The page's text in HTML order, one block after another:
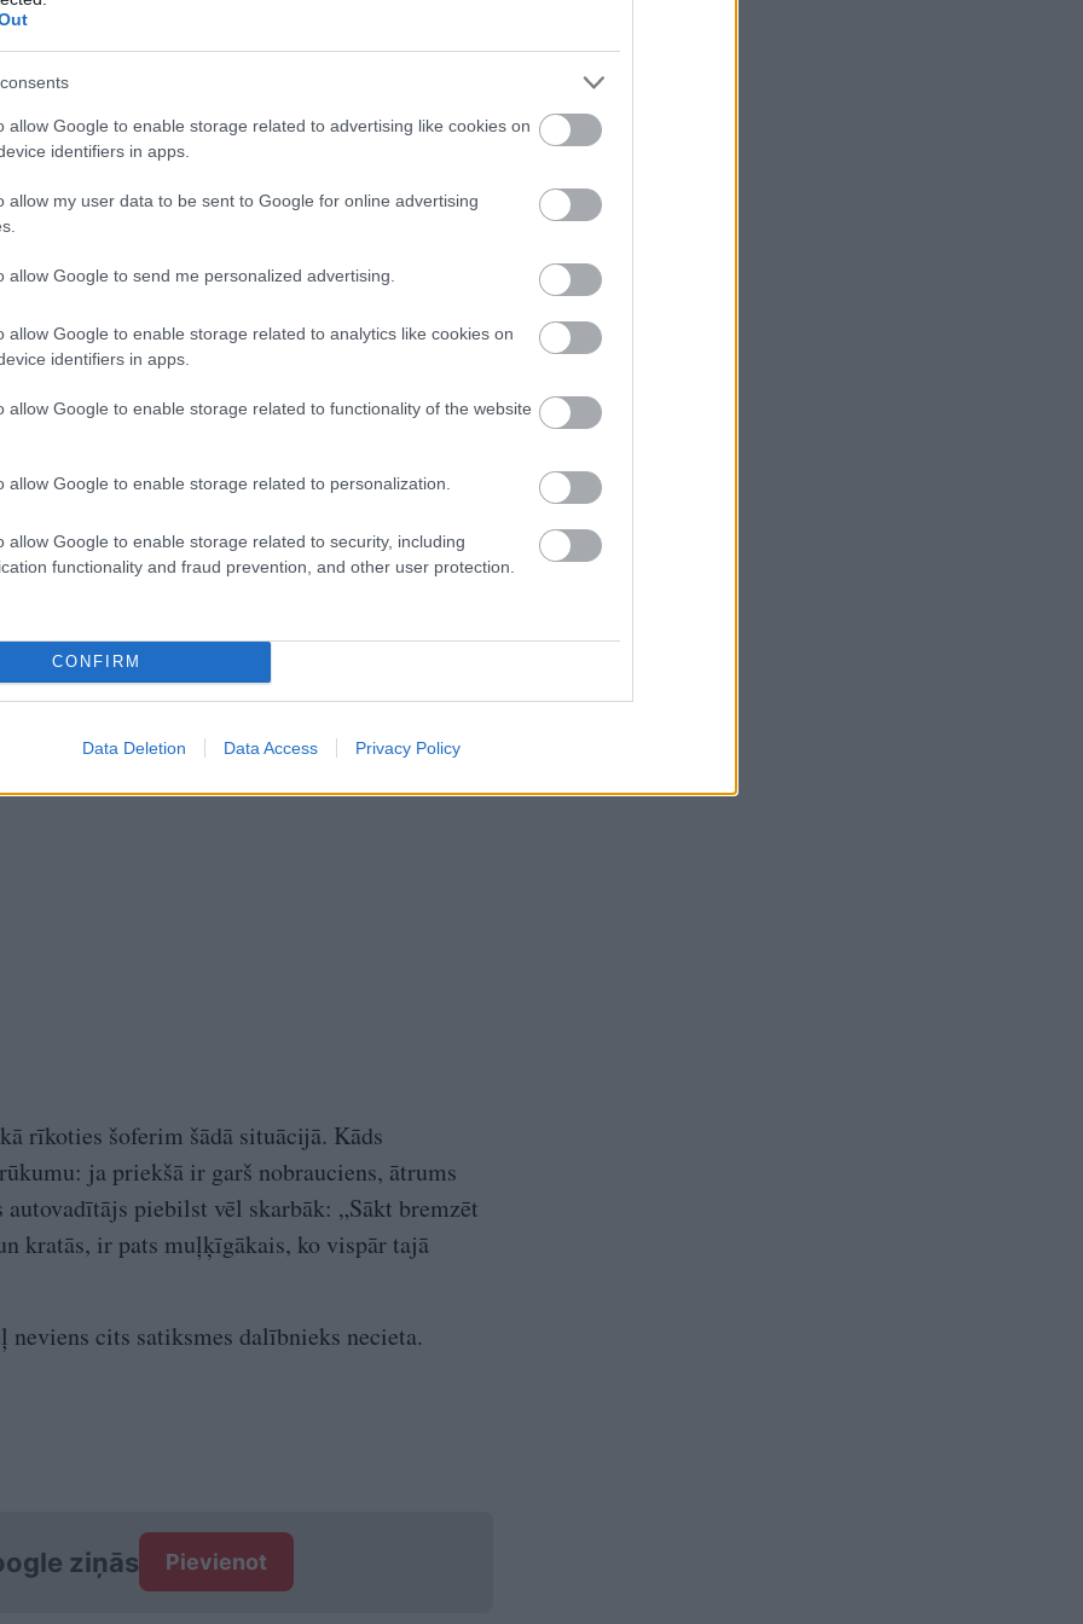
allow Google to enable storage related to advertising like cookies on
identifiers in apps.
allow my user data to be sent to Google for online advertising
allow Google to send me personalized advertising.
allow Google to enable storage related to analytics like cookies on
identifiers in apps.
allow Google to enable storage related to functionality of the website
allow Google to enable storage related to personalization.
allow Google to enable storage related to security, including
functionality and fraud prevention, and other user protection.
CONFIRM
Data Deletion Data Access Privacy Policy
zodiaka zīmju
labāk
atradīs veidu,
atriebties
VIDEO. Rīgā
dzelzceļa
tūkstošu eiro
par redzēto, norādot, ka jebkura satikšanās ar
būtu bijusi letāla. Daudzi situāciju salīdzina
(Final Destination), kurā viena no
no braucoša auto.
rīkoties šoferim šādā situācijā. Kāds
ja priekšā ir garš nobrauciens, ātrums
piebilst vēl skarbāk: „Sākt bremzēt
kratās, ir pats muļķīgākais, ko vispār tajā
cits satiksmes dalībnieks necieta.
ziņās Pievienot